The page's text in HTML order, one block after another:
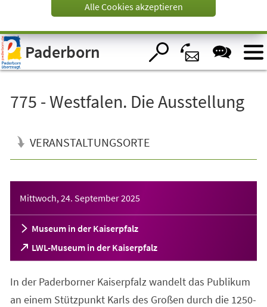
Visuelle
Assistenzsoftware
öffnen.
Alle Cookies akzeptieren
Paderborn
775 - Westfalen. Die Ausstellung
VERANSTALTUNGSORTE
Mittwoch, 24. September 2025
Museum in der Kaiserpfalz
LWL-Museum in der Kaiserpfalz
(Öffnet
in
neuen
Tab)
In der Paderborner Kaiserpfalz wandelt das Publikum
an einem Stützpunkt Karls des Großen durch die 1250-